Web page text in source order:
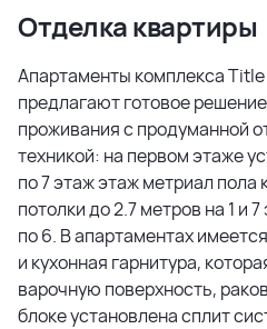
Отделка квартиры
Апартаменты комплекса
предлагают готовое
проживания с продуманной
техникой: на первом этаже
по 7 этаж этаж метриал
потолки до 2.7 метров на 1 и
по 6. В апартаментах
и кухонная гарнитура,
варочную поверхность,
блоке установлена сплит